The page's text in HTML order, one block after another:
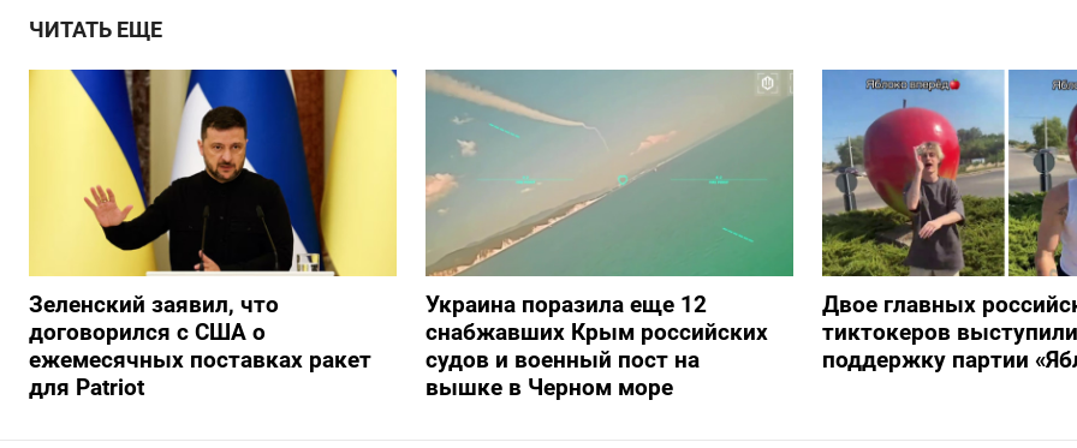
ЧИТАТЬ ЕЩЕ
Зеленский заявил, что
договорился с США о
ежемесячных поставках ракет
для Patriot
Украина поразила еще 12
снабжавших Крым российских
судов и военный пост на
вышке в Черном море
Двое главных
тиктокеров
поддержку партии